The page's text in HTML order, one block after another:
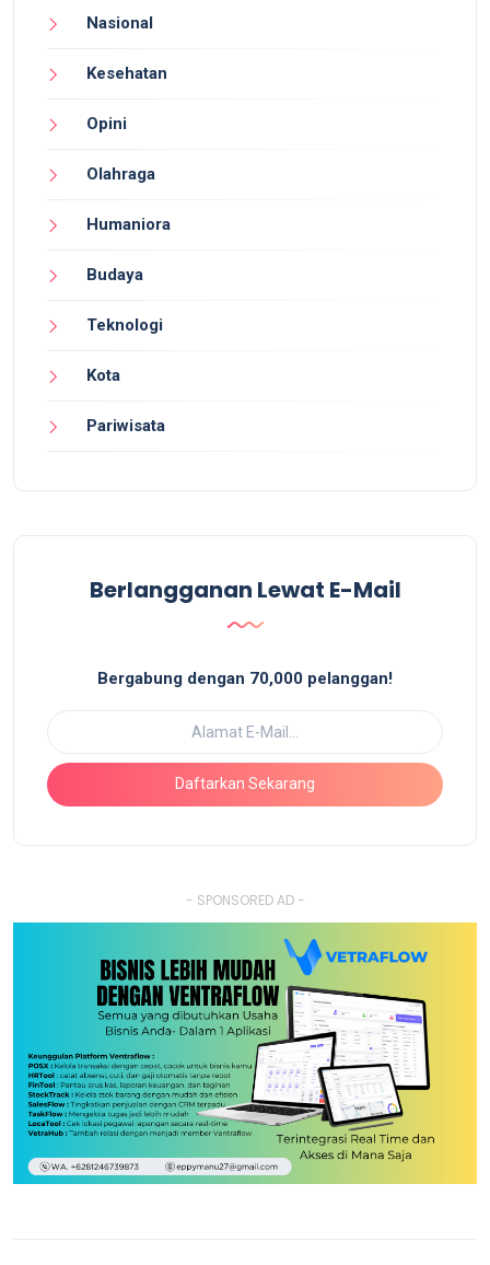
Nasional
Kesehatan
Opini
Olahraga
Humaniora
Budaya
Teknologi
Kota
Pariwisata
Berlangganan Lewat E-Mail
Bergabung dengan 70,000 pelanggan!
Daftarkan Sekarang
- SPONSORED AD -